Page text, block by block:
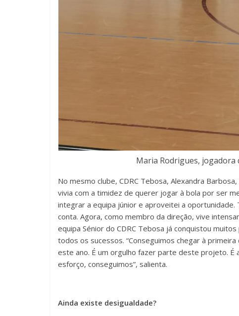
Maria Rodrigues, jogadora
No mesmo clube, CDRC Tebosa, Alexandra
vivia com a timidez de querer jogar à bola por ser
integrar a equipa júnior e aproveitei a oportunidade.
conta. Agora, como membro da direção, vive
equipa Sénior do CDRC Tebosa já conquistou
todos os sucessos. “Conseguimos chegar à
este ano. É um orgulho fazer parte deste projeto.
esforço, conseguimos”, salienta.
Ainda existe desigualdade?